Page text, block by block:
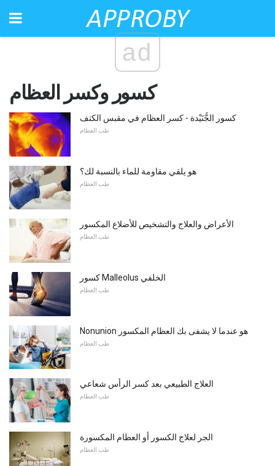
ad
كسور وكسر العظام
كسور الجُّنَيْدة - كسر العظام في مقبس الكتف
طب العظام
هو يلقي مقاومة للماء بالنسبة لك؟
طب العظام
الأعراض والعلاج والتشخيص للأضلاع المكسور
طب العظام
كسور Malleolus الخلفي
طب العظام
Nonunion هو عندما لا يشفى بك العظام المكسور
طب العظام
العلاج الطبيعي بعد كسر الرأس شعاعي
طب العظام
الجر لعلاج الكسور أو العظام المكسورة
طب العظام